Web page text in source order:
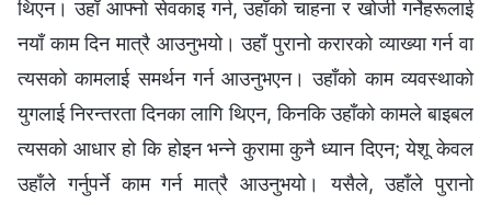
थिएन। उहाँ आफ्नो सेवकाइ गर्न, उहाँको चाहना र खोजी गर्नेहरूलाई
नयाँ काम दिन मात्रै आउनुभयो। उहाँ पुरानो करारको व्याख्या गर्न वा
त्यसको कामलाई समर्थन गर्न आउनुभएन। उहाँको काम व्यवस्थाको
युगलाई निरन्तरता दिनका लागि थिएन, किनकि उहाँको कामले बाइबल
त्यसको आधार हो कि होइन भन्ने कुरामा कुनै ध्यान दिएन; येशू केवल
उहाँले गर्नुपर्ने काम गर्न मात्रै आउनुभयो। यसैले, उहाँले पुरानो